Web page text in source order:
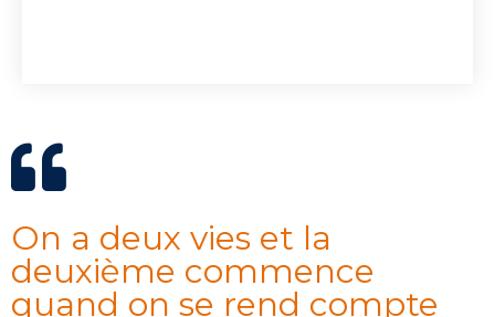
On a deux vies et la
deuxième commence
quand on se rend compte